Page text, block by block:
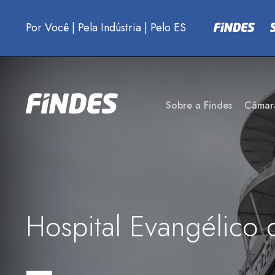
Por Você | Pela Indústria | Pelo ES
Sobre a Findes
Hospital Evangélico